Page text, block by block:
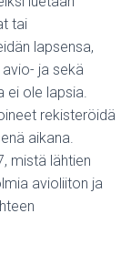
tai
lapsensa,
ja sekä
ei ole lapsia.
rekisteröidä
aikana.
mistä lähtien
avioliiton ja